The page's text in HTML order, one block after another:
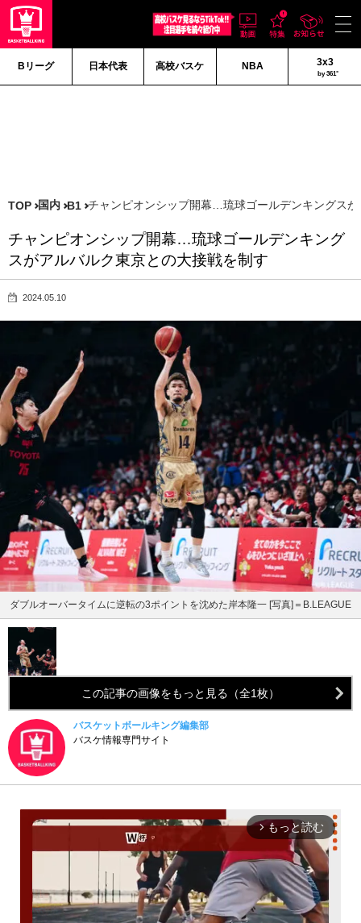
Bリーグ 日本代表 高校バスケ NBA 3x3
by 361°
TOP 国内 B1 チャンピオンシップ開幕…琉球ゴールデンキングス
チャンピオンシップ開幕…琉球ゴールデンキング
スがアルバルク東京との大接戦を制す
2024.05.10
ダブルオーバータイムに逆転の3ポイントを沈めた岸本隆一 [写真]＝B.LEAGUE
この記事の画像をもっと見る（全1枚）
バスケットボールキング編集部
バスケ情報専門サイト
arrow_forward_ios もっと読む